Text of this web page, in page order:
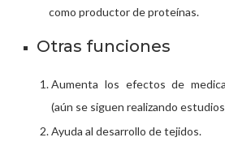
como productor de proteínas.
Otras funciones
Aumenta los efectos de
(aún se siguen realizando
Ayuda al desarrollo de tejidos.